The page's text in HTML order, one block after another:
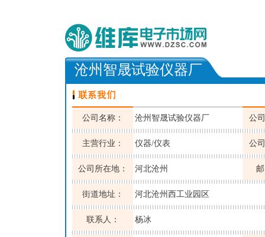
沧州智晟试验仪器厂
公司名称： 沧州智晟试验仪器厂 公
主营行业： 仪器/仪表 公
公司所在地： 河北沧州
街道地址： 河北沧州西工业园区
联系人： 杨冰